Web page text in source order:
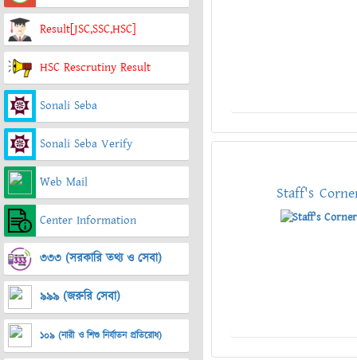
Result[JSC,SSC,HSC]
HSC Rescrutiny Result
Sonali Seba
Sonali Seba Verify
Web Mail
Center Information
৩৩৩ (সরকারি তথ্য ও সেবা)
৯৯৯ (জরুরি সেবা)
১০৯ (নারী ও শিশু নির্যাতন প্রতিরোধ)
Staff's